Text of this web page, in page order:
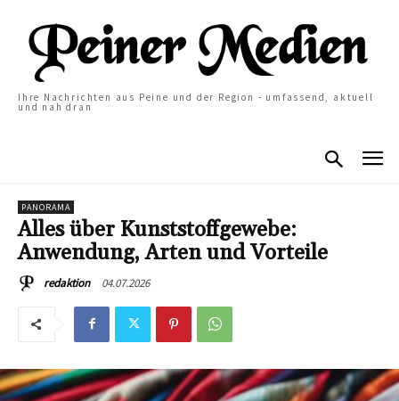
Ihre Nachrichten aus Peine und der Region - umfassend, aktuell
und nah dran
PANORAMA
Alles über Kunststoffgewebe:
Anwendung, Arten und Vorteile
redaktion 04.07.2026